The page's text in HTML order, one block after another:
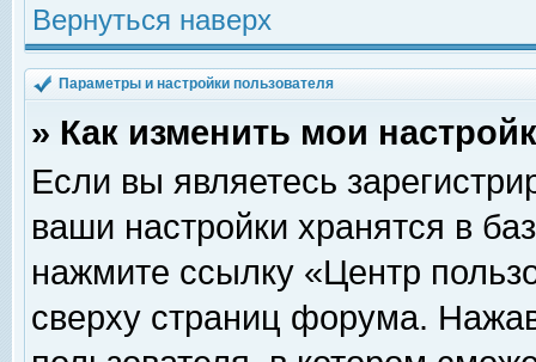
Вернуться наверх
Параметры и настройки пользователя
» Как изменить мои
Если вы являетесь
ваши настройки хранятся в
нажмите ссылку «Центр
сверху страниц форума.